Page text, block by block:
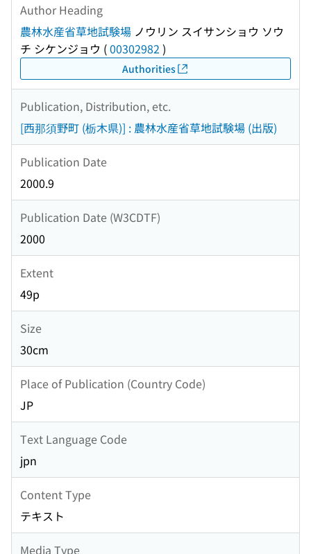
Author Heading
農林水産省草地試験場 ノウリン スイサンショウ ソウ
チ シケンジョウ (00302982 )
Authorities
Publication, Distribution, etc.
[西那須野町 (栃木県)] : 農林水産省草地試験場 (出版)
Publication Date
2000.9
Publication Date (W3CDTF)
2000
Extent
49p
Size
30cm
Place of Publication (Country Code)
JP
Text Language Code
jpn
Content Type
テキスト
Media Type